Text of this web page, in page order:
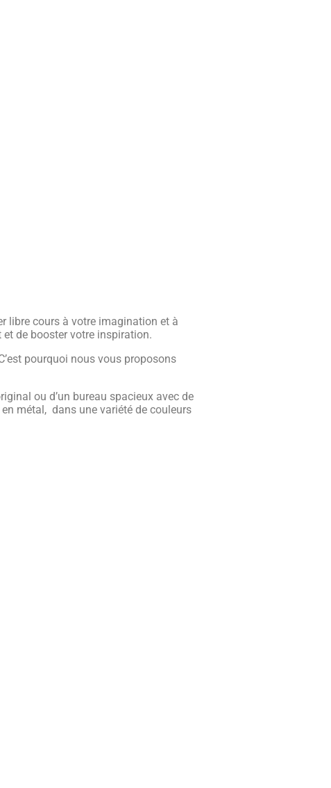
libre cours à votre imagination et à
de booster votre inspiration.
pourquoi nous vous proposons
ou d’un bureau spacieux avec de
métal, dans une variété de couleurs